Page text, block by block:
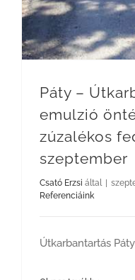
Páty –
emulzió
zúzalékos
szeptember
Csató Erzsi által
Referenciáink
Útkarbantartás